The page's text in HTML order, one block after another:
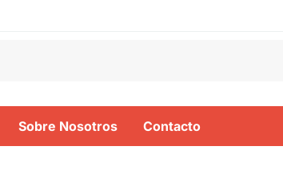
Sobre Nosotros Contacto